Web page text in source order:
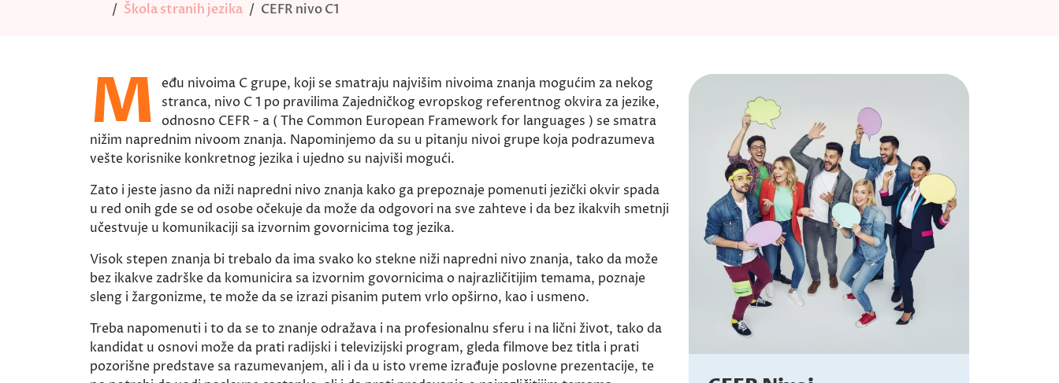
Škola stranih jezika CEFR nivo C1
M eđu nivoima C grupe, koji se smatraju najvišim nivoima znanja mogućim za nekog
stranca, nivo C 1 po pravilima Zajedničkog evropskog referentnog okvira za jezike,
odnosno CEFR - a ( The Common European Framework for languages ) se smatra
nižim naprednim nivoom znanja. Napominjemo da su u pitanju nivoi grupe koja podrazumeva
vešte korisnike konkretnog jezika i ujedno su najviši mogući.
Zato i jeste jasno da niži napredni nivo znanja kako ga prepoznaje pomenuti jezički okvir spada
u red onih gde se od osobe očekuje da može da odgovori na sve zahteve i da bez ikakvih smetnji
učestvuje u komunikaciji sa izvornim govornicima tog jezika.
Visok stepen znanja bi trebalo da ima svako ko stekne niži napredni nivo znanja, tako da može
bez ikakve zadrške da komunicira sa izvornim govornicima o najrazličitijim temama, poznaje
sleng i žargonizme, te može da se izrazi pisanim putem vrlo opširno, kao i usmeno.
Treba napomenuti i to da se to znanje odražava i na profesionalnu sferu i na lični život, tako da
kandidat u osnovi može da prati radijski i televizijski program, gleda filmove bez titla i prati
pozorišne predstave sa razumevanjem, ali i da u isto vreme izrađuje poslovne prezentacije, te